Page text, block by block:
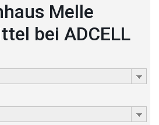
Melle
bei ADCELL